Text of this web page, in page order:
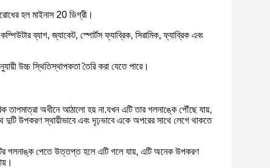
হল মাইনাস 20 ডিগ্রী।
ব্যাগ, জ্যাকেট, স্পোর্টস ফ্যাব্রিক, সিরামিক, ফ্যাব্রিক এবং
উচ্চ স্থিতিস্থাপকতা তৈরি করা যেতে পারে।
তাপমাত্রা অধীনে আঠালো হয় না.যখন এটি তার গলনাঙ্কে পৌঁছে যায়,
উপকরণ স্থায়ীভাবে এবং দৃঢ়ভাবে একে অপরের সাথে লেগে থাকতে
গলনাঙ্ক পেতে উত্তপ্ত হলে এটি গলে যায়, এটি অনেক উপকরণ